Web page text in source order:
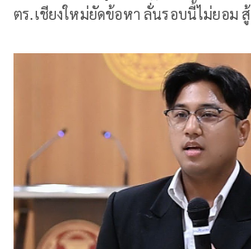
ตร.เชียงใหม่ยัดข้อหา ลั่นรอบนี้ไม่ยอม สู้